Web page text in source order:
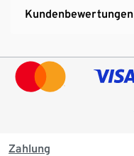
Kundenbewertungen
Zahlung